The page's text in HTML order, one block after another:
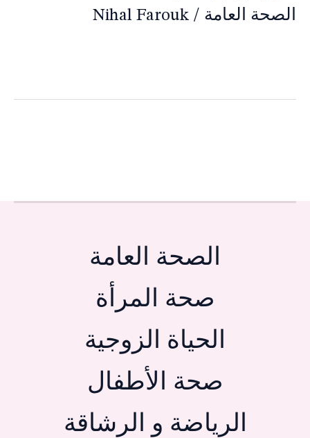
الصحة العامة /
Nihal Farouk
الصحة العامة
صحة المرأة
الحياة الزوجية
صحة الأطفال
الرياضة و الرشاقة